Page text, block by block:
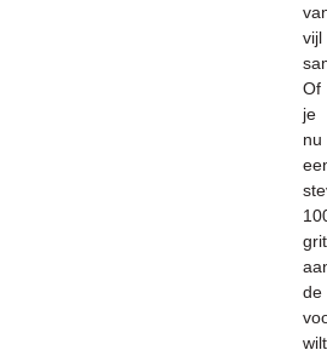
vijl
Of
je
nu
grit
de
wilt